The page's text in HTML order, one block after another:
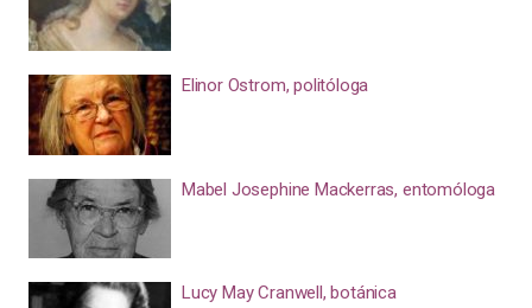
Elinor Ostrom, politóloga
Mabel Josephine Mackerras, entomóloga
Lucy May Cranwell, botánica